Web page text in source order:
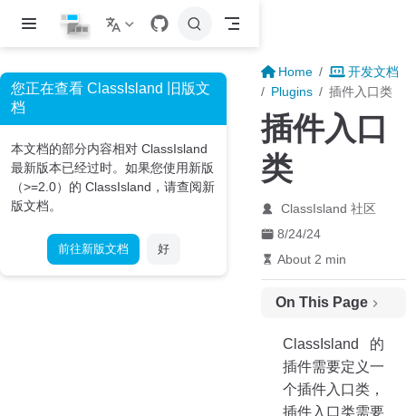
Skip to main content
Home
开发文档
Plugins
插件入口类
插件入口
类
ClassIsland 社区
8/24/24
About 2 min
On This Page
获取插件信息
ClassIsland 的
插件需要定义一
个插件入口类，
插件入口类需要
您正在查看 ClassIsland 旧版文
档
本文档的部分内容相对 ClassIsland
最新版本已经过时。如果您使用新版
（>=2.0）的 ClassIsland，请查阅新
版文档。
前往新版文档 好